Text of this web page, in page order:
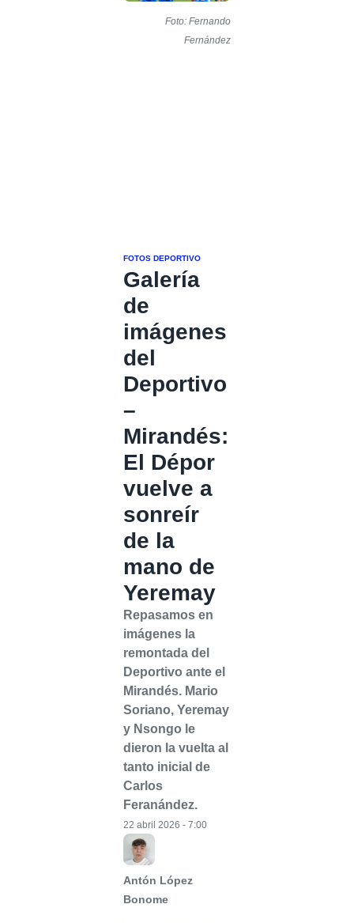
Foto: Fernando
Fernández
FOTOS DEPORTIVO
Galería
de
imágenes
del
Deportivo
–
Mirandés:
El Dépor
vuelve a
sonreír
de la
mano de
Yeremay
Repasamos en
imágenes la
remontada del
Deportivo ante el
Mirandés. Mario
Soriano, Yeremay
y Nsongo le
dieron la vuelta al
tanto inicial de
Carlos
Feranández.
Antón López
Bonome
22 abril 2026 - 7:00